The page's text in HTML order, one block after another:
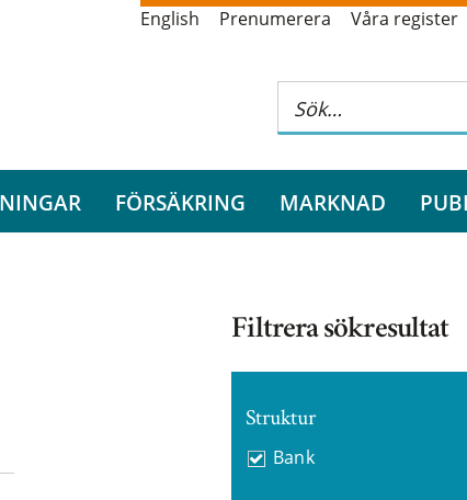
English Prenumerera Våra register
FÖRSÄKRING MARKNAD
Filtrera sökresultat
Struktur
Bank